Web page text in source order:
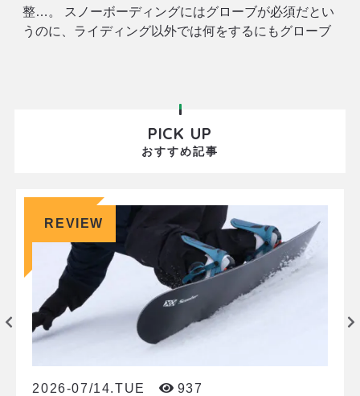
整…。 スノーボーディングにはグローブが必須だとい
うのに、ライディング以外では何をするにもグローブ
PICK UP
おすすめ記事
REVIEW
2026-07/14.TUE
937